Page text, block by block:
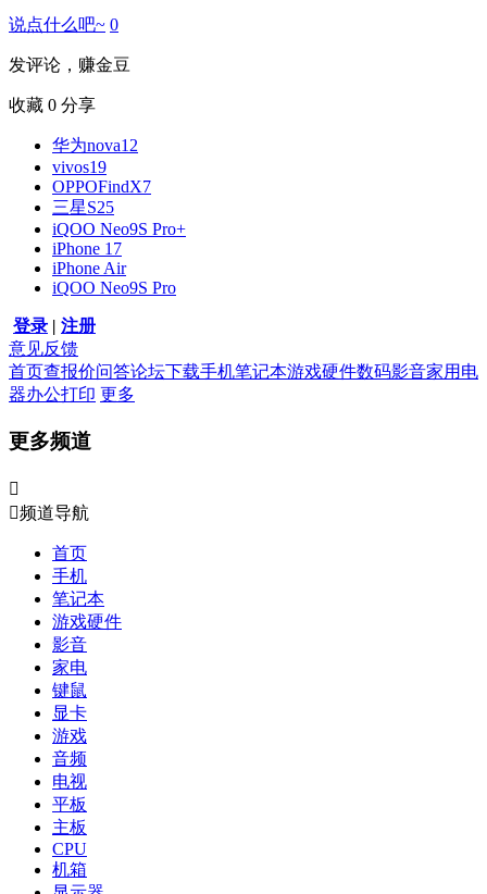
说点什么吧~ 0
发评论，赚金豆
收藏 0 分享
华为nova12
vivos19
OPPOFindX7
三星S25
iQOO Neo9S Pro+
iPhone 17
iPhone Air
iQOO Neo9S Pro
登录 | 注册
意见反馈
首页查报价问答论坛下载手机笔记本游戏硬件数码影音家用电
器办公打印 更多
更多频道

频道导航
首页
手机
笔记本
游戏硬件
影音
家电
键鼠
显卡
游戏
音频
电视
平板
主板
CPU
机箱